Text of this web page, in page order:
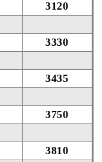
3120
3330
3435
3750
3810